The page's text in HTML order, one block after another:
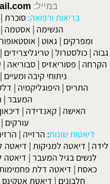
במייל:
בריאות ורפואה: סוכרת |
הנשימה | אסטמה |
ומפרקים | גאוט |
גבוה |כולסטרול |טריגליצרידים |
הקרחה | פסוריאזיס |סבוריאה |
ניתוחי קיבה ומעיים
התריס | היפוגליקמיה |
המעבר |
האישה | קאנדידה | דיכאון
עורקים |
דיאטות שונות: הרזייה |
לידה | דיאטה למניקות | דיאטה
לנשים בגיל המעבר | דיאטה
כאסח | דיאטה דלת פחמימות
חלבונים | דיאטת אטקינס